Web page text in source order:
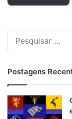
Postagens